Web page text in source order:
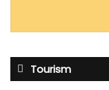
Tourism